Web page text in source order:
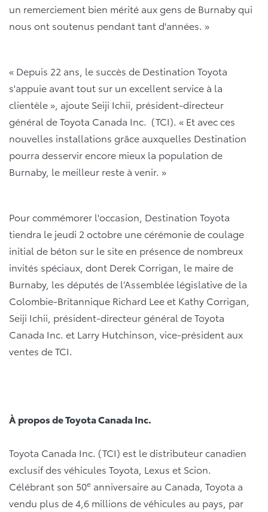
un remerciement bien mérité aux gens de Burnaby qui
nous ont soutenus pendant tant d'années. »
« Depuis 22 ans, le succès de Destination Toyota
s'appuie avant tout sur un excellent service à la
clientèle », ajoute Seiji Ichii, président-directeur
général de Toyota Canada Inc. (TCI). « Et avec ces
nouvelles installations grâce auxquelles Destination
pourra desservir encore mieux la population de
Burnaby, le meilleur reste à venir. »
Pour commémorer l'occasion, Destination Toyota
tiendra le jeudi 2 octobre une cérémonie de coulage
initial de béton sur le site en présence de nombreux
invités spéciaux, dont Derek Corrigan, le maire de
Burnaby, les députés de l’Assemblée législative de la
Colombie-Britannique Richard Lee et Kathy Corrigan,
Seiji Ichii, président-directeur général de Toyota
Canada Inc. et Larry Hutchinson, vice-président aux
ventes de TCI.
À propos de Toyota Canada Inc.
Toyota Canada Inc. (TCI) est le distributeur canadien
exclusif des véhicules Toyota, Lexus et Scion.
Célébrant son 50e anniversaire au Canada, Toyota a
vendu plus de 4,6 millions de véhicules au pays, par